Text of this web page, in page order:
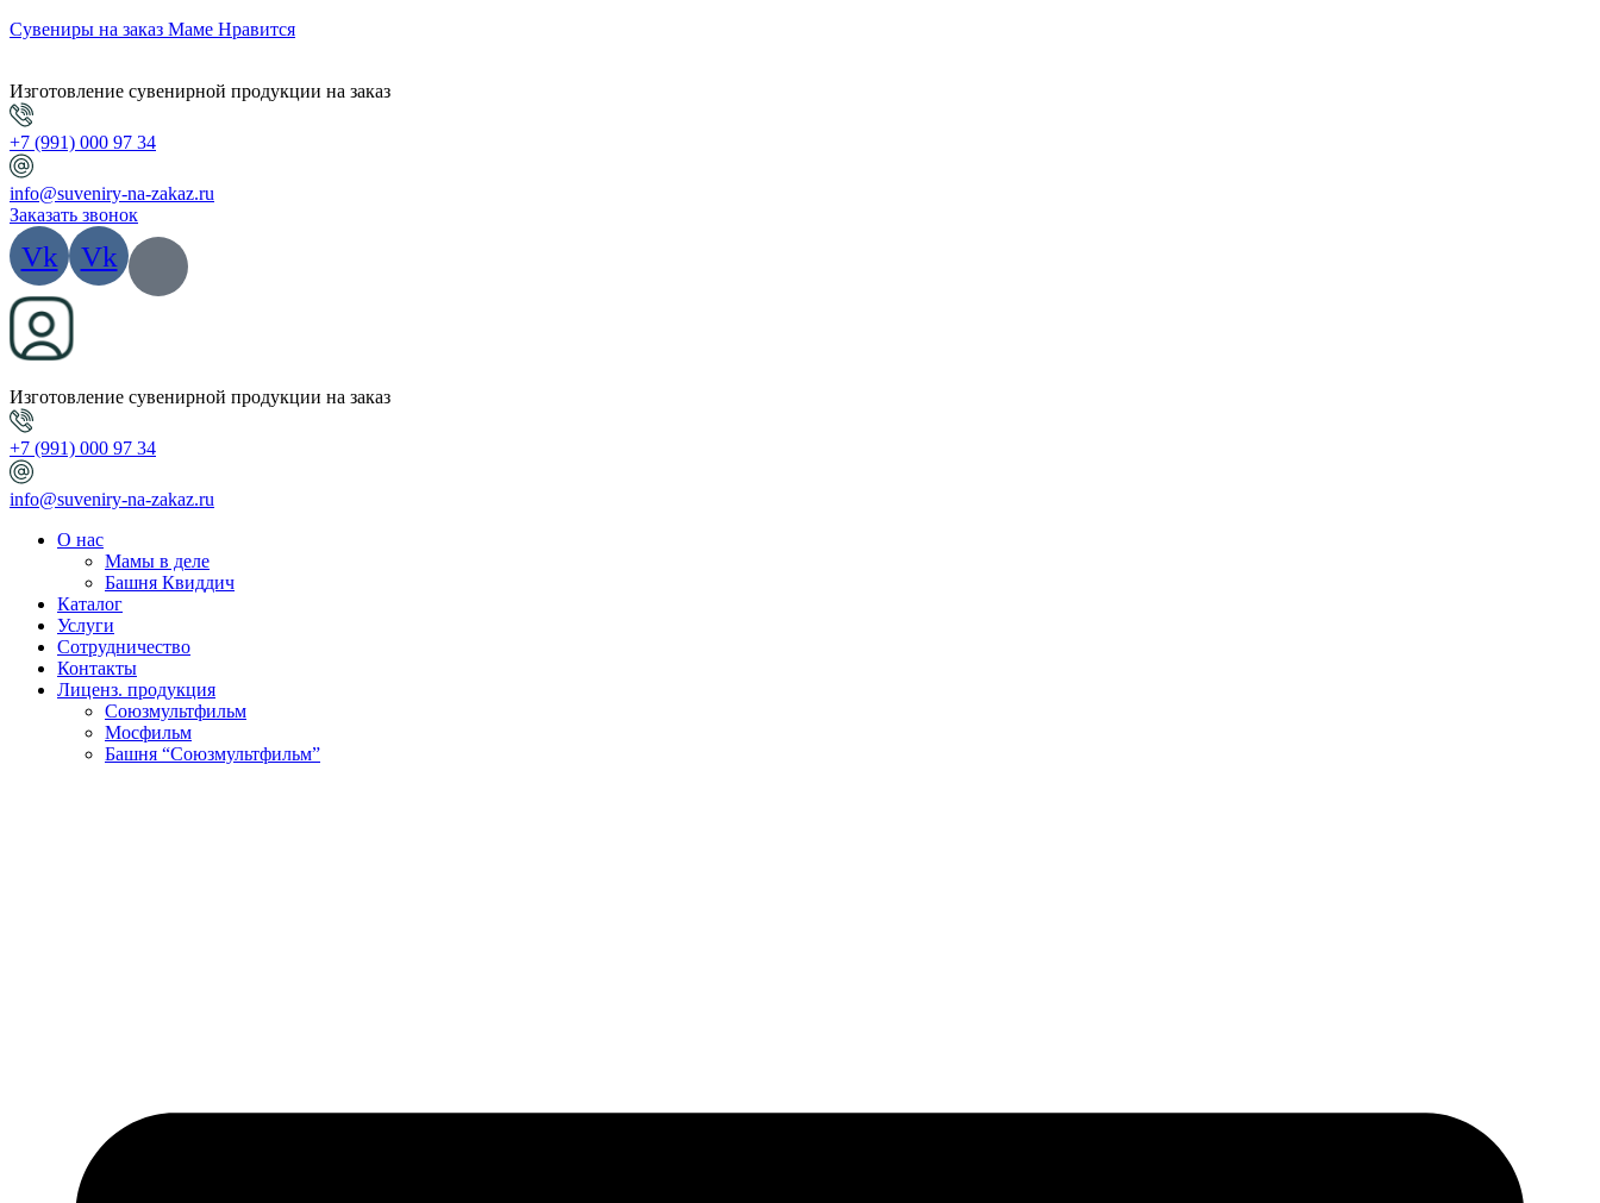
Сувениры на заказ Маме Нравится
Изготовление сувенирной продукции на заказ
+7 (991) 000 97 34
info@suveniry-na-zakaz.ru
Заказать звонок
Vk Vk
Изготовление сувенирной продукции на заказ
+7 (991) 000 97 34
info@suveniry-na-zakaz.ru
О нас
Мамы в деле
Башня Квиддич
Каталог
Услуги
Сотрудничество
Контакты
Лиценз. продукция
Союзмультфильм
Мосфильм
Башня “Союзмультфильм”